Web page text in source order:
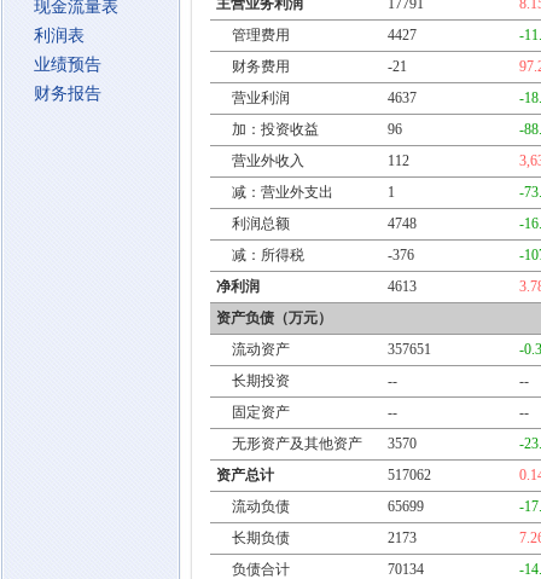
现金流量表
利润表
业绩预告
财务报告
主营业务利润
17791
管理费用
4427
-
财务费用
-21
营业利润
4637
-
加：投资收益
96
-
营业外收入
112
减：营业外支出
1
-
利润总额
4748
-
减：所得税
-376
-
净利润
4613
资产负债（万元）
流动资产
357651
-
长期投资
--
--
固定资产
--
--
无形资产及其他资产
3570
-
资产总计
517062
流动负债
65699
-
长期负债
2173
负债合计
70134
-